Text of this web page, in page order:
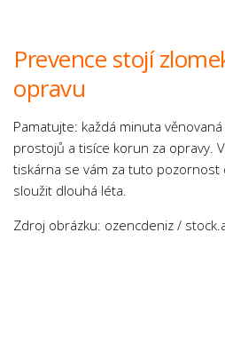
Prevence stojí
opravu
Pamatujte: každá minuta
prostojů a tisíce korun za opravy.
tiskárna se vám za tuto pozornost
sloužit dlouhá léta.
Zdroj obrázku: ozencdeniz /